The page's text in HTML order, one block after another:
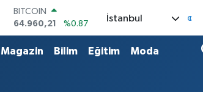
DOLAR
47,7436
%0.18
EURO
55,2510
%0.32
İstanbul
Magazin Bilim Eğitim Moda